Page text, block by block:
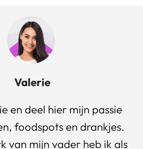
Valerie
en deel hier mijn passie
foodspots en drankjes.
van mijn vader heb ik als